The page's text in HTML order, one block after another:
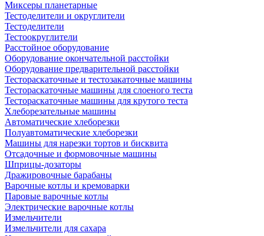
Миксеры планетарные
Тестоделители и округлители
Тестоделители
Тестоокруглители
Расстойное оборудование
Оборудование окончательной расстойки
Оборудование предварительной расстойки
Тестораскаточные и тестозакаточные машины
Тестораскаточные машины для слоеного теста
Тестораскаточные машины для крутого теста
Хлеборезательные машины
Автоматические хлеборезки
Полуавтоматические хлеборезки
Машины для нарезки тортов и бисквита
Отсадочные и формовочные машины
Шприцы-дозаторы
Дражировочные барабаны
Варочные котлы и кремоварки
Паровые варочные котлы
Электрические варочные котлы
Измельчители
Измельчители для сахара